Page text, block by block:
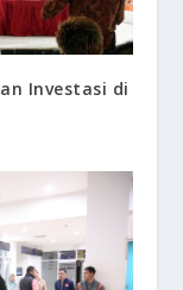
Investasi di